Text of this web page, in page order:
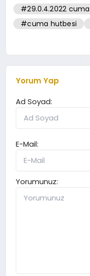
#29.0.4.2022
#cuma hutbesi
Yorum Yap
Ad Soyad:
E-Mail:
Yorumunuz: